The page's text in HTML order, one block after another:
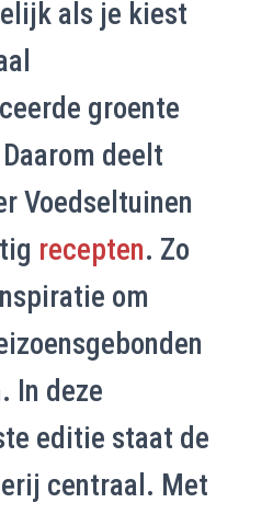
als je kiest
groente
deelt
Voedseltuinen
recepten. Zo
om
In deze
editie staat de
centraal. Met